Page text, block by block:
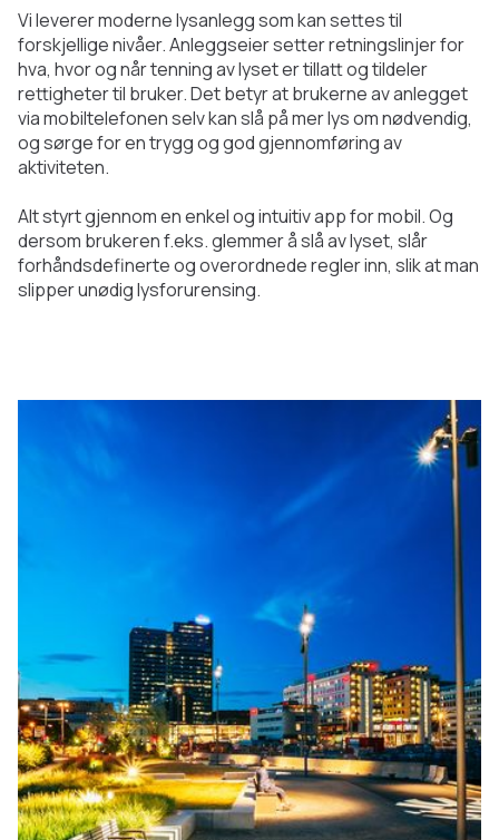
Vi leverer moderne lysanlegg som kan settes til
forskjellige nivåer. Anleggseier setter retningslinjer for
hva, hvor og når tenning av lyset er tillatt og tildeler
rettigheter til bruker. Det betyr at brukerne av anlegget
via mobiltelefonen selv kan slå på mer lys om nødvendig,
og sørge for en trygg og god gjennomføring av
aktiviteten.
Alt styrt gjennom en enkel og intuitiv app for mobil. Og
dersom brukeren f.eks. glemmer å slå av lyset, slår
forhåndsdefinerte og overordnede regler inn, slik at man
slipper unødig lysforurensing.